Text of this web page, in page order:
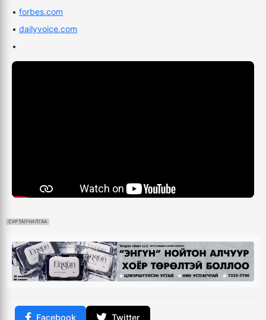
• forbes.com
• dailyvoice.com
•
СУРТАЛЧИЛГАА
Facebook Twitter